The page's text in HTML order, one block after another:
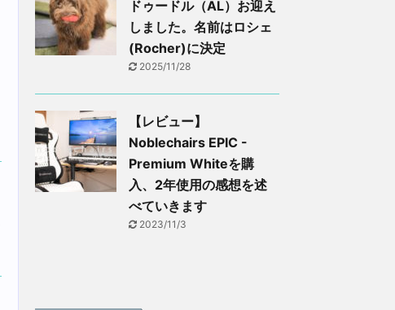
ドゥードル（AL）お迎え
しました。名前はロシェ
(Rocher)に決定
2025/11/28
【レビュー】
Noblechairs EPIC -
Premium Whiteを購
入、2年使用の感想を述
べていきます
2023/11/3